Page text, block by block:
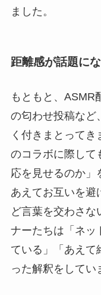
ました。
距離感が話題に
もともと、ASMR
の匂わせ投稿など
く付きまとって
のコラボに際して
応を見せるのか」
あえてお互いを避
ど言葉を交わさな
ナーたちは「ネッ
ている」「あえて
った解釈をしてい